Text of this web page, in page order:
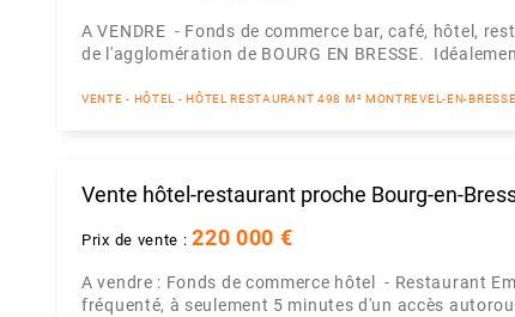
A VENDRE - Fonds de commerce bar, café, hôtel,
de l'agglomération de BOURG EN BRESSE.
VENTE - HÔTEL - HÔTEL RESTAURANT 498 M² MONTREVEL-EN-BRESSE
Vente hôtel-restaurant proche Bourg-en-
Prix de vente :220 000 €
A vendre : Fonds de commerce hôtel - Restaurant
fréquenté, à seulement 5 minutes d'un accès